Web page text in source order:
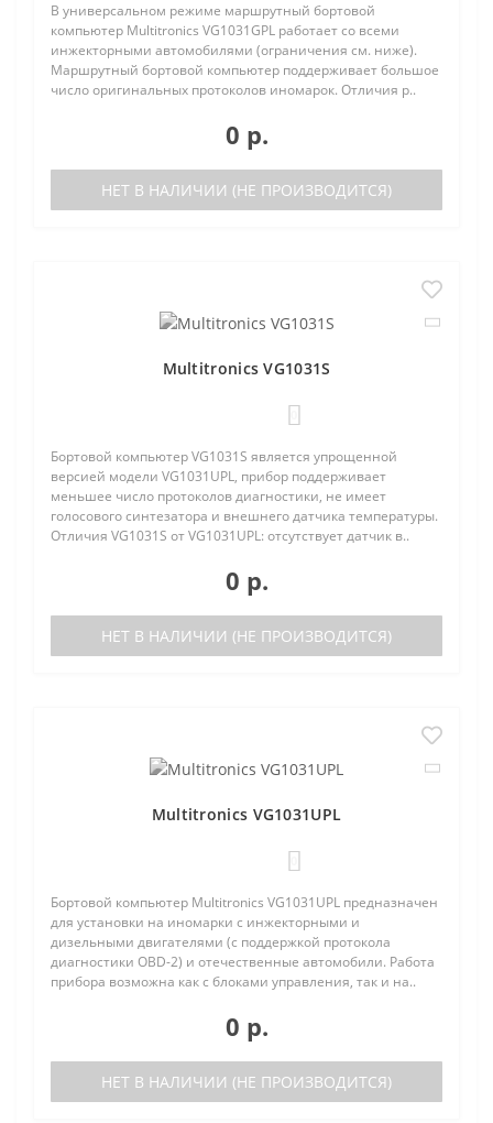
В универсальном режиме маршрутный бортовой
компьютер Multitronics VG1031GPL работает со всеми
инжекторными автомобилями (ограничения см. ниже).
Маршрутный бортовой компьютер поддерживает большое
число оригинальных протоколов иномарок. Отличия р..
0 р.
НЕТ В НАЛИЧИИ (НЕ ПРОИЗВОДИТСЯ)
Multitronics VG1031S
Бортовой компьютер VG1031S является упрощенной
версией модели VG1031UPL, прибор поддерживает
меньшее число протоколов диагностики, не имеет
голосового синтезатора и внешнего датчика температуры.
Отличия VG1031S от VG1031UPL: отсутствует датчик в..
0 р.
НЕТ В НАЛИЧИИ (НЕ ПРОИЗВОДИТСЯ)
Multitronics VG1031UPL
Бортовой компьютер Multitronics VG1031UPL предназначен
для установки на иномарки с инжекторными и
дизельными двигателями (с поддержкой протокола
диагностики OBD-2) и отечественные автомобили. Работа
прибора возможна как с блоками управления, так и на..
0 р.
НЕТ В НАЛИЧИИ (НЕ ПРОИЗВОДИТСЯ)